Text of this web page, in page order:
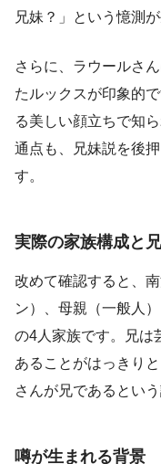
兄妹？」という憶測
さらに、ラウールさ
たルックスが印象的
る美しい顔立ちで知
通点も、兄妹説を後
す。
実際の家族構成と
改めて確認すると、
ン）、母親（一般人
の4人家族です。兄は
あることがはっきり
さんが兄であるとい
噂が生まれる背景